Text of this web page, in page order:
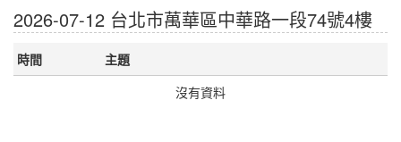
2026-07-12 台北市萬華區中華路一段74號4樓
時間
主題
沒有資料